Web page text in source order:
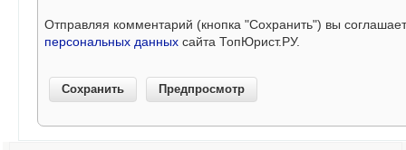
Отправляя комментарий (кнопка "Сохранить") вы
персональных данных сайта ТопЮрист.РУ.